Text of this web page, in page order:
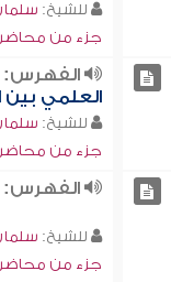
للشيخ:
جزء من محاضرة
الفهرس:
العلمي بين
للشيخ:
جزء من
الفهرس:
للشيخ:
جزء من